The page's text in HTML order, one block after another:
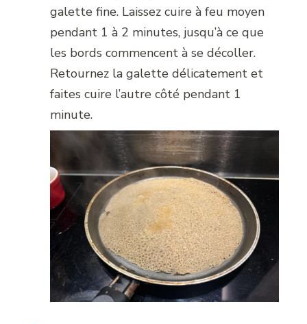
galette fine. Laissez cuire à feu moyen
pendant 1 à 2 minutes, jusqu’à ce que
les bords commencent à se décoller.
Retournez la galette délicatement et
faites cuire l’autre côté pendant 1
minute.